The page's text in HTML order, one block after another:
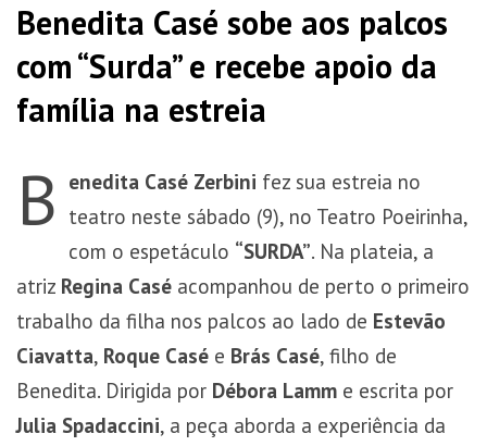
Benedita Casé sobe aos palcos
com “Surda” e recebe apoio da
família na estreia
B enedita Casé Zerbini fez sua estreia no
teatro neste sábado (9), no Teatro Poeirinha,
com o espetáculo “SURDA”. Na plateia, a
atriz Regina Casé acompanhou de perto o primeiro
trabalho da filha nos palcos ao lado de Estevão
Ciavatta, Roque Casé e Brás Casé, filho de
Benedita. Dirigida por Débora Lamm e escrita por
Julia Spadaccini, a peça aborda a experiência da